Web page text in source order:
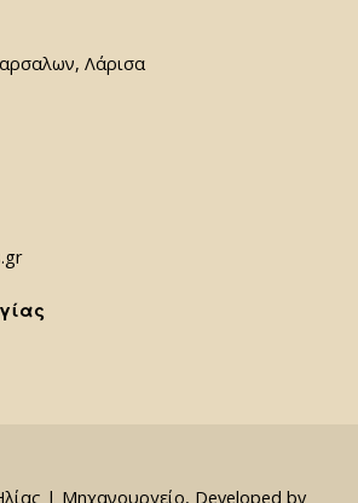
Λάρισα
| Μηχανουργείο, Developed by